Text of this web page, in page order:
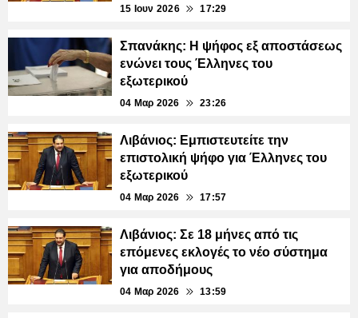
15 Ιουν 2026 17:29
Σπανάκης: Η ψήφος εξ αποστάσεως
ενώνει τους Έλληνες του
εξωτερικού
04 Μαρ 2026 23:26
Λιβάνιος: Εμπιστευτείτε την
επιστολική ψήφο για Έλληνες του
εξωτερικού
04 Μαρ 2026 17:57
Λιβάνιος: Σε 18 μήνες από τις
επόμενες εκλογές το νέο σύστημα
για αποδήμους
04 Μαρ 2026 13:59